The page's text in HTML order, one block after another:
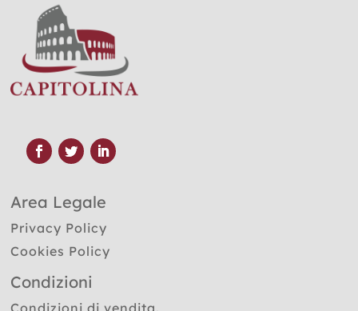
Area Legale
Privacy Policy
Cookies Policy
Condizioni
Condizioni di vendita.